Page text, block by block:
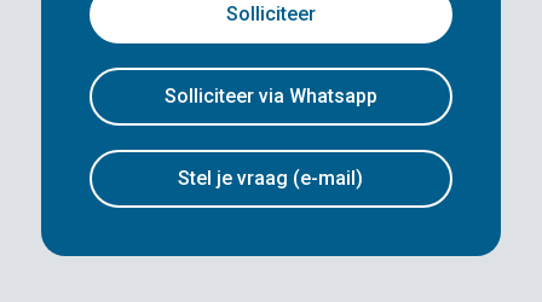
Solliciteer
Solliciteer via Whatsapp
Stel je vraag (e-mail)